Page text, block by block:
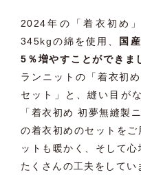
2024年の「着衣初め」
345kgの綿を使用、 国
5％増やすことができま
ランニットの「着衣初
セット」と、縫い目が
「着衣初め 初夢無縫製
の着衣初めのセットをご
ットも暖かく、そして心
たくさんの工夫をしてい